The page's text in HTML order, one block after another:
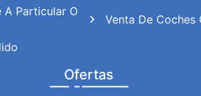
A Particular O
Venta De Coches
Ofertas